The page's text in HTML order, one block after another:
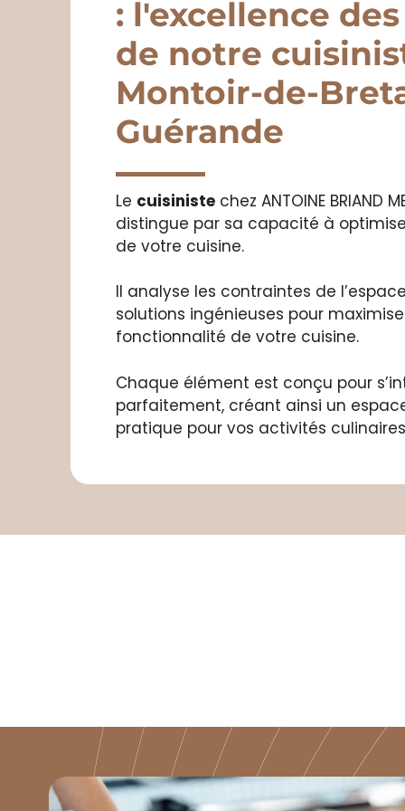
: l'excellence
de notre
Montoir-de-
Guérande
Le cuisinistechez ANTOINE BRIAND
distingue par sa capacité à
de votre cuisine.
Il analyse les contraintes de
solutions ingénieuses pour
fonctionnalité de votre cuisine.
Chaque élément est conçu pour
parfaitement, créant ainsi un
pratique pour vos activités